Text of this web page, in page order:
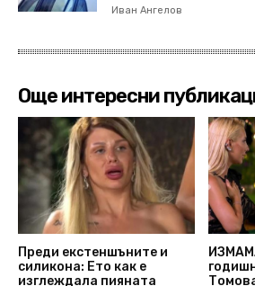
Иван Ангелов
Още интересни
Преди екстеншъните и
силикона: Ето как е
изглеждала пияната